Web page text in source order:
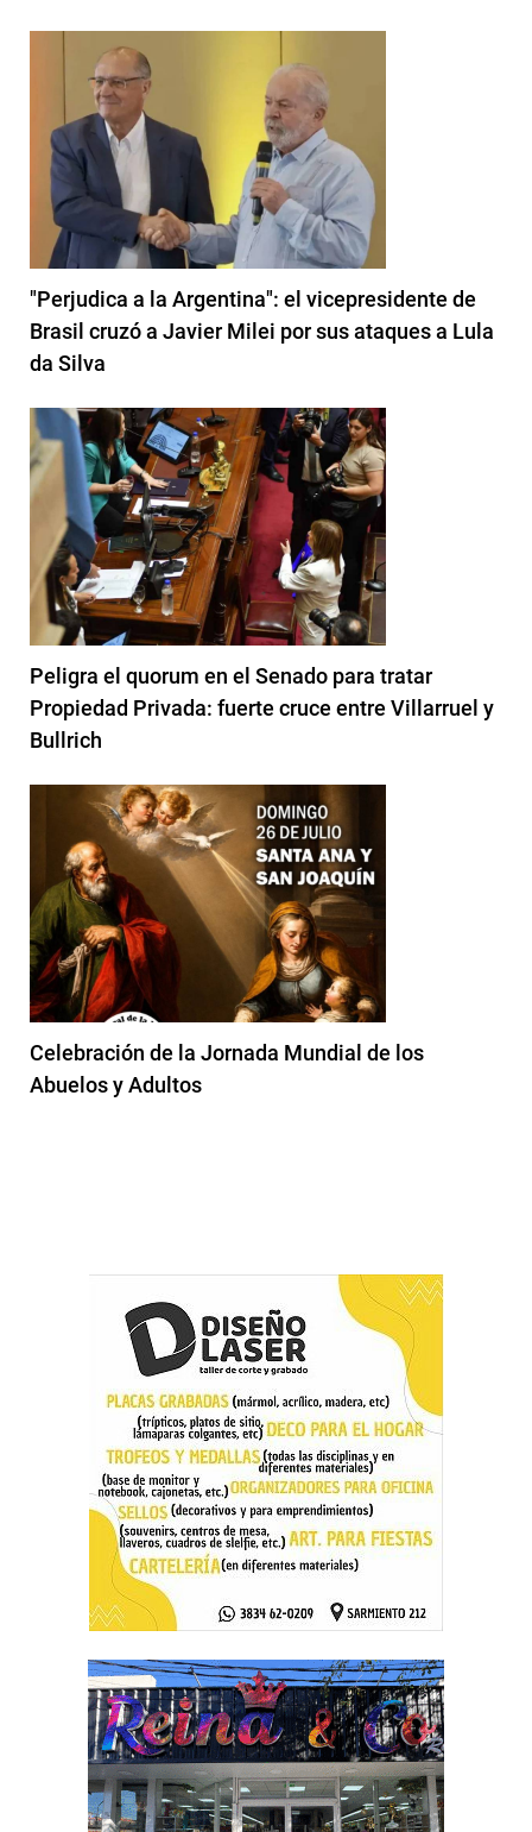
"Perjudica a la Argentina": el vicepresidente de
Brasil cruzó a Javier Milei por sus ataques a Lula
da Silva
Peligra el quorum en el Senado para tratar
Propiedad Privada: fuerte cruce entre Villarruel y
Bullrich
Celebración de la Jornada Mundial de los
Abuelos y Adultos